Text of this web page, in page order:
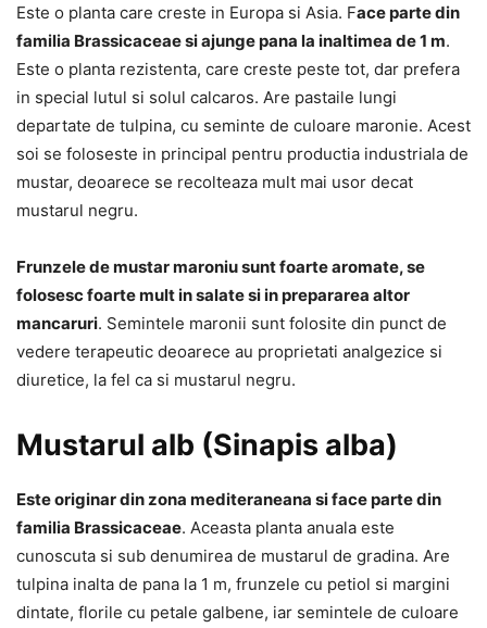
Este o planta care creste in Europa si Asia. Face parte din
familia Brassicaceae si ajunge pana la inaltimea de 1 m.
Este o planta rezistenta, care creste peste tot, dar prefera
in special lutul si solul calcaros. Are pastaile lungi
departate de tulpina, cu seminte de culoare maronie. Acest
soi se foloseste in principal pentru productia industriala de
mustar, deoarece se recolteaza mult mai usor decat
mustarul negru.
Frunzele de mustar maroniu sunt foarte aromate, se
folosesc foarte mult in salate si in prepararea altor
mancaruri. Semintele maronii sunt folosite din punct de
vedere terapeutic deoarece au proprietati analgezice si
diuretice, la fel ca si mustarul negru.
Mustarul alb (Sinapis alba)
Este originar din zona mediteraneana si face parte din
familia Brassicaceae. Aceasta planta anuala este
cunoscuta si sub denumirea de mustarul de gradina. Are
tulpina inalta de pana la 1 m, frunzele cu petiol si margini
dintate, florile cu petale galbene, iar semintele de culoare